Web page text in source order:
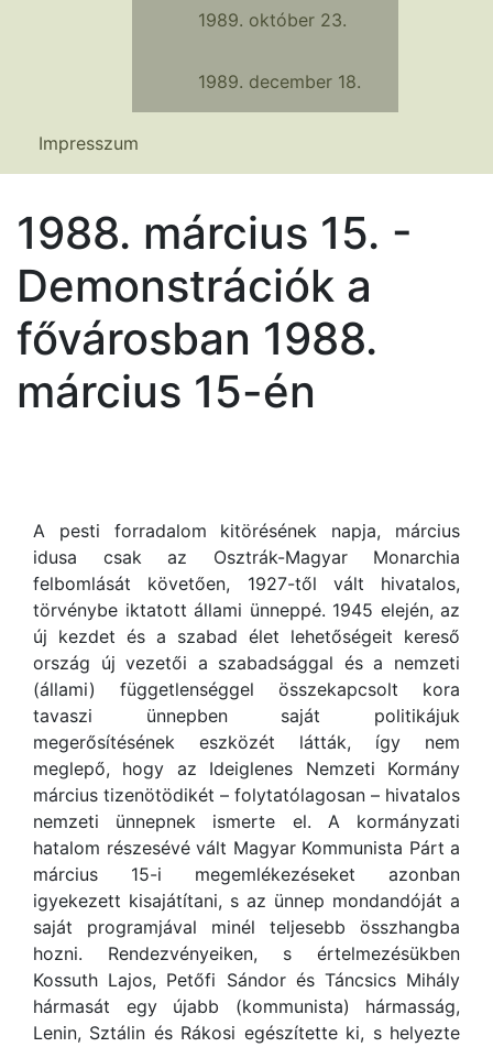
1989. október 23.
1989. december 18.
Impresszum
1988. március 15. -
Demonstrációk a
fővárosban 1988.
március 15-én
A pesti forradalom kitörésének napja, március
idusa csak az Osztrák-Magyar Monarchia
felbomlását követően, 1927-től vált hivatalos,
törvénybe iktatott állami ünneppé. 1945 elején, az
új kezdet és a szabad élet lehetőségeit kereső
ország új vezetői a szabadsággal és a nemzeti
(állami) függetlenséggel összekapcsolt kora
tavaszi ünnepben saját politikájuk
megerősítésének eszközét látták, így nem
meglepő, hogy az Ideiglenes Nemzeti Kormány
március tizenötödikét – folytatólagosan – hivatalos
nemzeti ünnepnek ismerte el. A kormányzati
hatalom részesévé vált Magyar Kommunista Párt a
március 15-i megemlékezéseket azonban
igyekezett kisajátítani, s az ünnep mondandóját a
saját programjával minél teljesebb összhangba
hozni. Rendezvényeiken, s értelmezésükben
Kossuth Lajos, Petőfi Sándor és Táncsics Mihály
hármasát egy újabb (kommunista) hármasság,
Lenin, Sztálin és Rákosi egészítette ki, s helyezte